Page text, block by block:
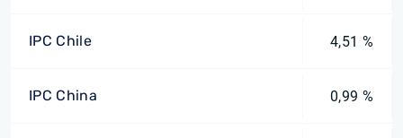
IPC Chile 4,51 %
IPC China 0,99 %